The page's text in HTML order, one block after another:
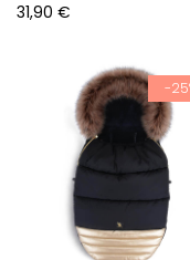
31,90 €
-